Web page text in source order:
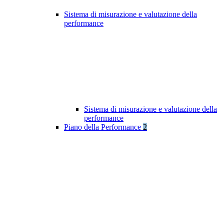
Sistema di misurazione e valutazione della
performance
Sistema di misurazione e valutazione della
performance
Piano della Performance 2